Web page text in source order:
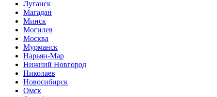
Луганск
Магадан
Минск
Могилев
Москва
Мурманск
Нарьян-Мар
Нижний Новгород
Николаев
Новосибирск
Омск